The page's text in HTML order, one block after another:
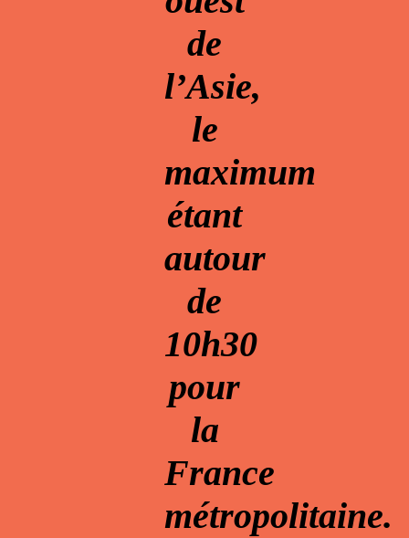
de
l’Asie,
le
maximum
étant
autour
de
10h30
pour
la
France
métropolitaine.